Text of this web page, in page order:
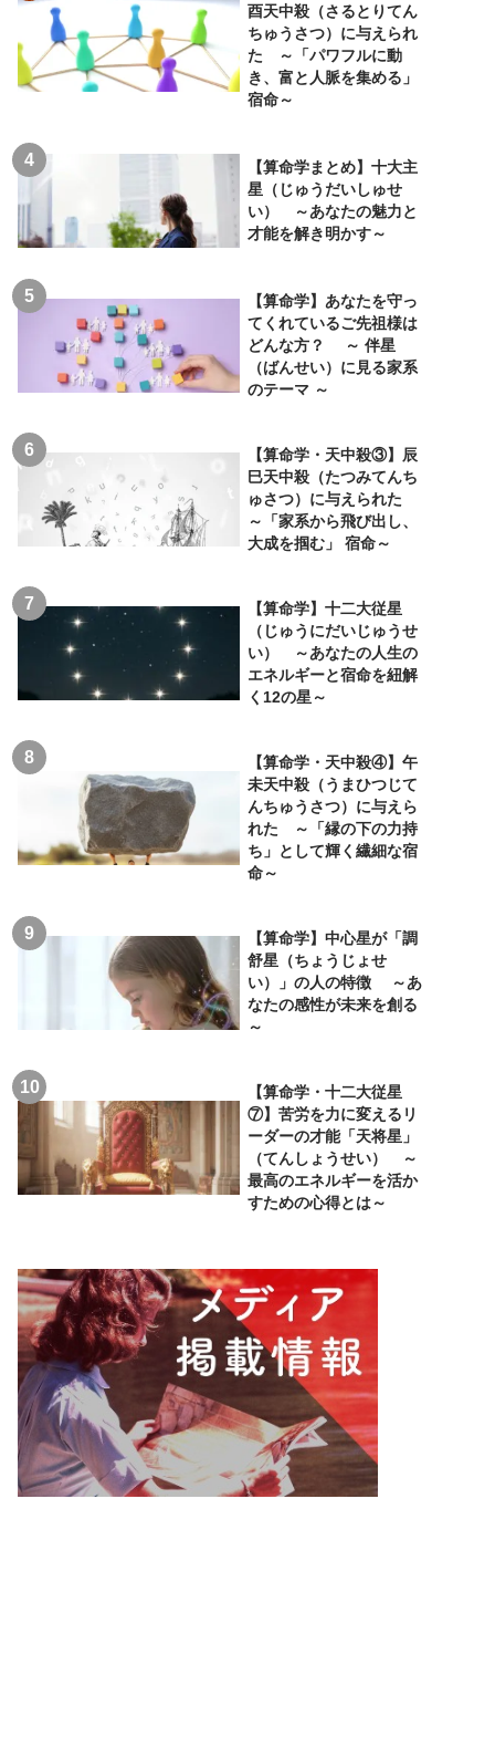
酉天中殺（さるとりてん
ちゅうさつ）に与えられ
た ～「パワフルに動
き、富と人脈を集める」
宿命～
【算命学まとめ】十大主
星（じゅうだいしゅせ
い） ～あなたの魅力と
才能を解き明かす～
【算命学】あなたを守っ
てくれているご先祖様は
どんな方？ ～ 伴星
（ばんせい）に見る家系
のテーマ ～
【算命学・天中殺③】辰
巳天中殺（たつみてんち
ゅさつ）に与えられた
～「家系から飛び出し、
大成を掴む」 宿命～
【算命学】十二大従星
（じゅうにだいじゅうせ
い） ～あなたの人生の
エネルギーと宿命を紐解
く12の星～
【算命学・天中殺④】午
未天中殺（うまひつじて
んちゅうさつ）に与えら
れた ～「縁の下の力持
ち」として輝く繊細な宿
命～
【算命学】中心星が「調
舒星（ちょうじょせ
い）」の人の特徴 ～あ
なたの感性が未来を創る
～
【算命学・十二大従星
⑦】苦労を力に変えるリ
ーダーの才能「天将星」
（てんしょうせい） ～
最高のエネルギーを活か
すための心得とは～